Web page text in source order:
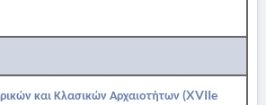
και Κλασικών Αρχαιοτήτων (XVIIe